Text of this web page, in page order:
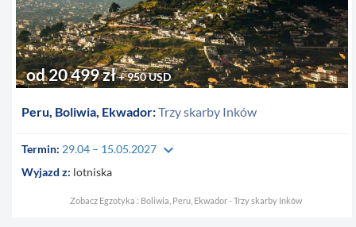
Peru, Boliwia, Ekwador:Trzy skarby Inków
od 20 499 zł+ 950 USD
Termin: 29.04 – 15.05.2027 keyboard_arrow_down
Wyjazd z: lotniska
Zobacz Egzotyka : Boliwia, Peru, Ekwador - Trzy skarby Inków